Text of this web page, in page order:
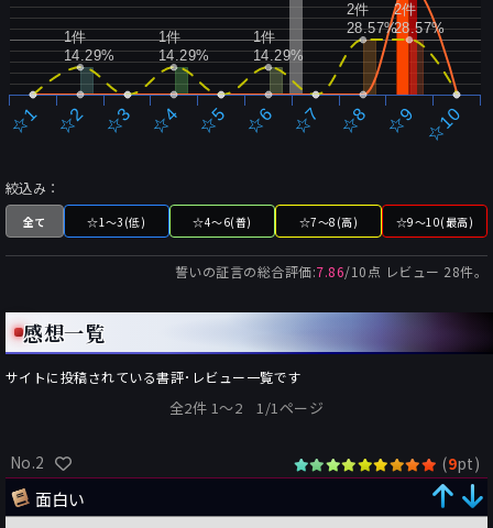
☆1 ☆2 ☆3 ☆4 ☆5 ☆6 ☆7 ☆8 ☆9 ☆10
1件
14.29%
1件
14.29%
1件
14.29%
2件
28.57%
2件
28.57%
絞込み：
全て ☆1～3(低) ☆4～6(普) ☆7～8(高) ☆9～10(最高)
誓いの証言の総合評価:7.86/10点 レビュー 28件。
感想一覧
サイトに投稿されている書評･レビュー一覧です
全2件 1〜2 1/1ページ
No.2 (9pt)
面白い